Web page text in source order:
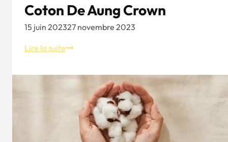
Coton De Aung Crown
15 juin 202327 novembre 2023
Lire la suiteCasquette
baseball
coton
Aung
Crown